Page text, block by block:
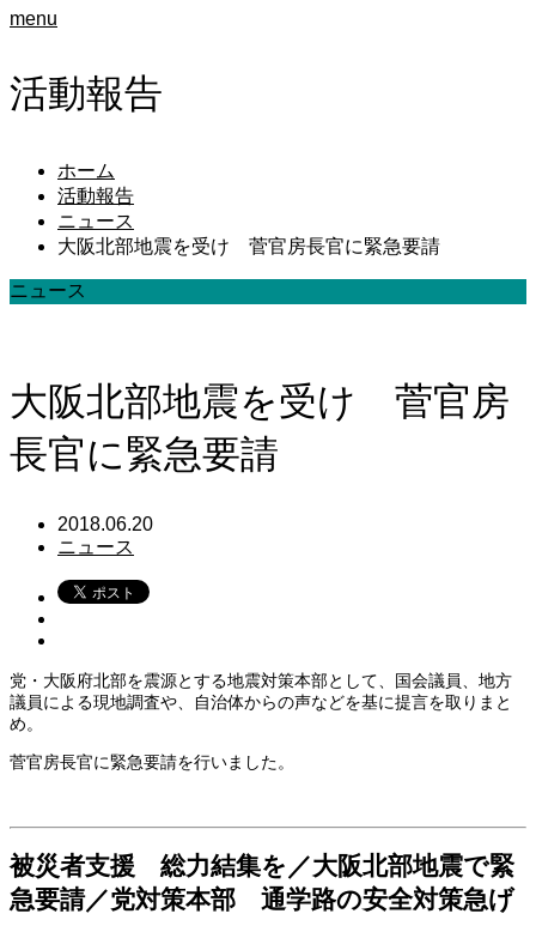
menu
活動報告
ホーム
活動報告
ニュース
大阪北部地震を受け 菅官房長官に緊急要請
ニュース
大阪北部地震を受け 菅官房
長官に緊急要請
2018.06.20
ニュース
党・大阪府北部を震源とする地震対策本部として、国会議員、地方
議員による現地調査や、自治体からの声などを基に提言を取りまと
め。
菅官房長官に緊急要請を行いました。
被災者支援 総力結集を／大阪北部地震で緊
急要請／党対策本部 通学路の安全対策急げ